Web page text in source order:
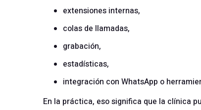
extensiones internas,
colas de llamadas,
grabación,
estadísticas,
integración con WhatsApp o
En la práctica, eso significa que la clínica